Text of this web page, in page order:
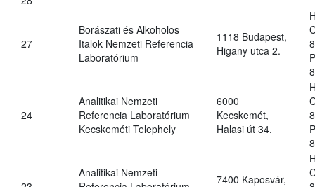
27
Borászati és Alkoholos
Italok Nemzeti Referencia
Laboratórium
1118 Budapest,
Higany utca 2.
24
Analitikai Nemzeti
Referencia Laboratórium
Kecskeméti Telephely
6000
Kecskemét,
Halasi út 34.
Analitikai Nemzeti
7400 Kaposvár,